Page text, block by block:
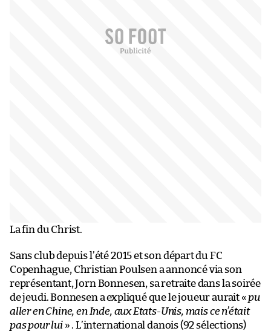
La fin du Christ.
Sans club depuis l’été 2015 et son départ du FC
Copenhague, Christian Poulsen a annoncé via son
représentant, Jorn Bonnesen, sa retraite dans la soirée
de jeudi. Bonnesen a expliqué que le joueur aurait « pu
aller en Chine, en Inde, aux Etats-Unis, mais ce n’était
pas pour lui» . L’international danois (92 sélections)